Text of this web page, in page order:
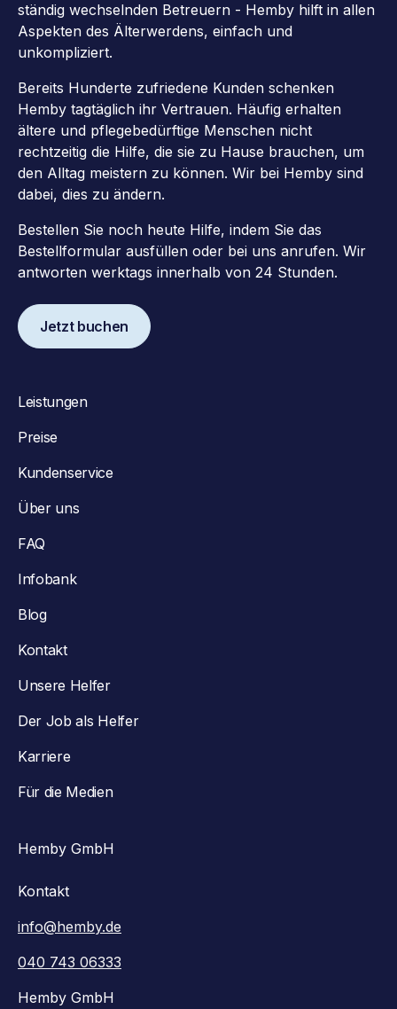
ständig wechselnden Betreuern - Hemby hilft in allen
Aspekten des Älterwerdens, einfach und
unkompliziert.
Bereits Hunderte zufriedene Kunden schenken
Hemby tagtäglich ihr Vertrauen. Häufig erhalten
ältere und pflegebedürftige Menschen nicht
rechtzeitig die Hilfe, die sie zu Hause brauchen, um
den Alltag meistern zu können. Wir bei Hemby sind
dabei, dies zu ändern.
Bestellen Sie noch heute Hilfe, indem Sie das
Bestellformular ausfüllen oder bei uns anrufen. Wir
antworten werktags innerhalb von 24 Stunden.
Jetzt buchen
Leistungen
Preise
Kundenservice
Über uns
FAQ
Infobank
Blog
Kontakt
Unsere Helfer
Der Job als Helfer
Karriere
Für die Medien
Hemby GmbH
Kontakt
info@hemby.de
040 743 06333
Hemby GmbH